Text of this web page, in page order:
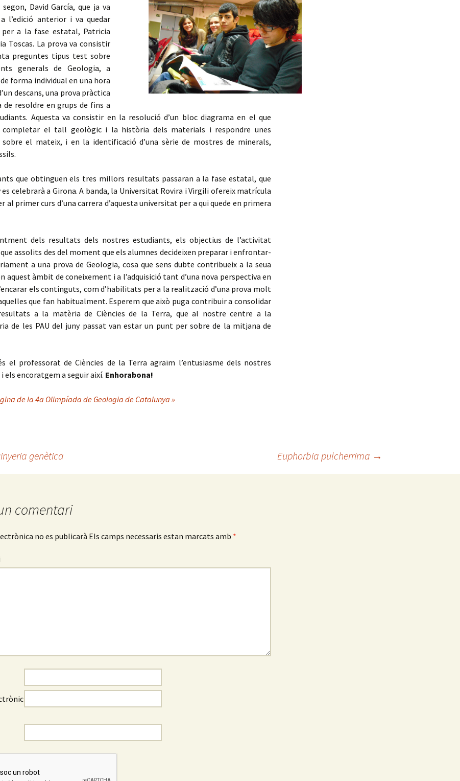
David García, que ja va
l’edició anterior i va quedar
a la fase estatal, Patricia
Toscas. La prova va consistir
preguntes tipus test sobre
generals de Geologia, a
forma individual en una hora
descans, una prova pràctica
de resoldre en grups de fins a
Aquesta va consistir en la resolució d’un bloc diagrama en el que
completar el tall geològic i la història dels materials i respondre unes
sobre el mateix, i en la identificació d’una sèrie de mostres de minerals,
que obtinguen els tres millors resultats passaran a la fase estatal, que
es celebrarà a Girona. A banda, la Universitat Rovira i Virgili ofereix matrícula
al primer curs d’una carrera d’aquesta universitat per a qui quede en primera
dels resultats dels nostres estudiants, els objectius de l’activitat
assolits des del moment que els alumnes decideixen preparar i enfrontar-
a una prova de Geologia, cosa que sens dubte contribueix a la seua
aquest àmbit de coneixement i a l’adquisició tant d’una nova perspectiva en
els continguts, com d’habilitats per a la realització d’una prova molt
que fan habitualment. Esperem que això puga contribuir a consolidar
a la matèria de Ciències de la Terra, que al nostre centre a la
de les PAU del juny passat van estar un punt per sobre de la mitjana de
el professorat de Ciències de la Terra agraïm l’entusiasme dels nostres
els encoratgem a seguir així. Enhorabona!
de la 4a Olimpíada de Geologia de Catalunya »
genètica Euphorbia pulcherrima →
comentari
no es publicarà Els camps necessaris estan marcats amb *